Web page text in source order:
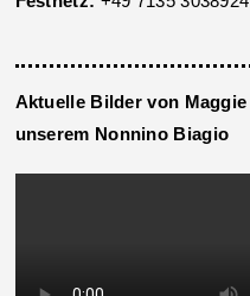
Aktuelle Bilder von Maggie
unserem Nonnino Biagio